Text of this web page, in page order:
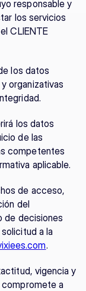
responsable y
los servicios
CLIENTE
los datos
organizativas
los datos
de las
competentes
aplicable.
de acceso,
del
de decisiones
a la
.
vigencia y
a